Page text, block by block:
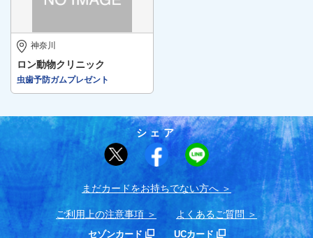
神奈川
ロン動物クリニック
虫歯予防ガムプレゼント
シェア
まだカードをお持ちでない⽅へ
ご利用上の注意事項 よくあるご質問
セゾンカード UCカード